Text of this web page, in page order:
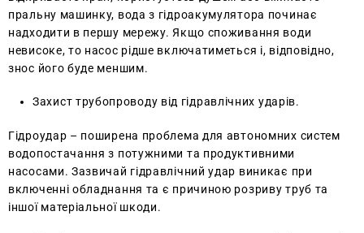
пральну машинку, вода з гідроакумулятора починає
надходити в першу мережу. Якщо споживання води
невисоке, то насос рідше включатиметься і, відповідно,
знос його буде меншим.
Захист трубопроводу від гідравлічних ударів.
Гідроудар – поширена проблема для автономних систем
водопостачання з потужними та продуктивними
насосами. Зазвичай гідравлічний удар виникає при
включенні обладнання та є причиною розриву труб та
іншої матеріальної шкоди.